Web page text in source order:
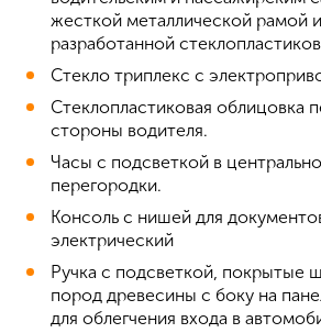
жесткой металлической рамой
разработанной
Стекло триплекс с
Стеклопластиковая облицовка
стороны водителя.
Часы с подсветкой в
перегородки.
Консоль с нишей для
электрический
Ручка с подсветкой, покрытые
пород древесины с боку на
для облегчения входа в